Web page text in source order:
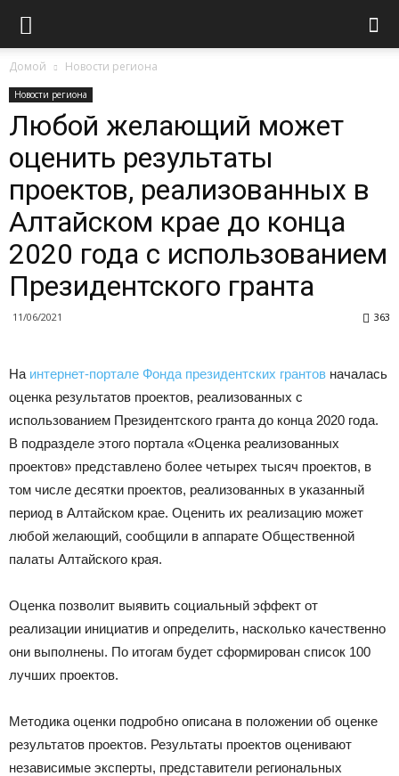
Домой Новости региона
Новости региона
Любой желающий может
оценить результаты
проектов, реализованных в
Алтайском крае до конца
2020 года с использованием
Президентского гранта
11/06/2021 363
На интернет-портале Фонда президентских грантов началась
оценка результатов проектов, реализованных с
использованием Президентского гранта до конца 2020 года.
В подразделе этого портала «Оценка реализованных
проектов» представлено более четырех тысяч проектов, в
том числе десятки проектов, реализованных в указанный
период в Алтайском крае. Оценить их реализацию может
любой желающий, сообщили в аппарате Общественной
палаты Алтайского края.
Оценка позволит выявить социальный эффект от
реализации инициатив и определить, насколько качественно
они выполнены. По итогам будет сформирован список 100
лучших проектов.
Методика оценки подробно описана в положении об оценке
результатов проектов. Результаты проектов оценивают
независимые эксперты, представители региональных